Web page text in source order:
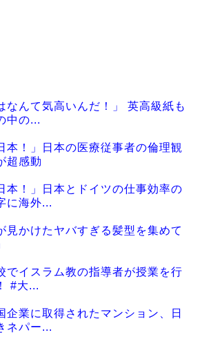
なんて気高いんだ！」 英高級紙も
中の...
本！」日本の医療従事者の倫理観
超感動
本！」日本とドイツの仕事効率の
に海外...
見かけたヤバすぎる髪型を集めて
でイスラム教の指導者が授業を行
#大...
企業に取得されたマンション、日
ネパー...